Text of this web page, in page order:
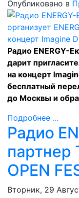
Опубликовано в
Радио ENERGY-
дарит
на концерт
бесплатный
до Москвы и
Подробнее ...
Радио
партнер
OPEN
Вторник, 29